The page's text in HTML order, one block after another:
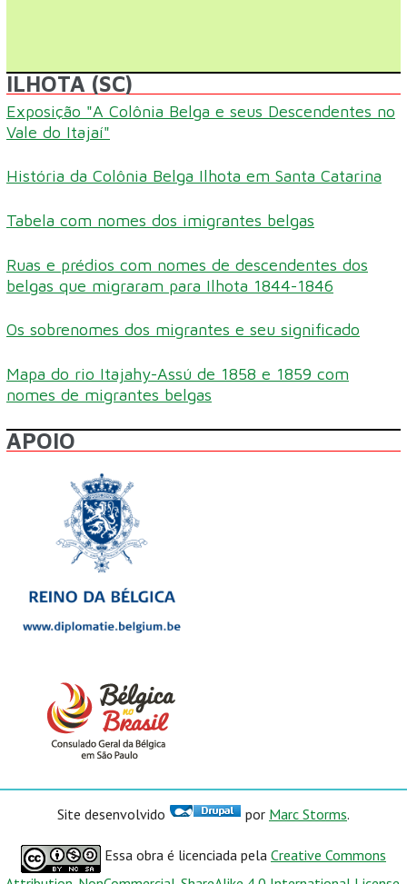
ILHOTA (SC)
Exposição "A Colônia Belga e seus Descendentes no
Vale do Itajaí"
História da Colônia Belga Ilhota em Santa Catarina
Tabela com nomes dos imigrantes belgas
Ruas e prédios com nomes de descendentes dos
belgas que migraram para Ilhota 1844-1846
Os sobrenomes dos migrantes e seu significado
Mapa do rio Itajahy-Assú de 1858 e 1859 com
nomes de migrantes belgas
APOIO
Site desenvolvido por Marc Storms.
Essa obra é licenciada pela Creative Commons